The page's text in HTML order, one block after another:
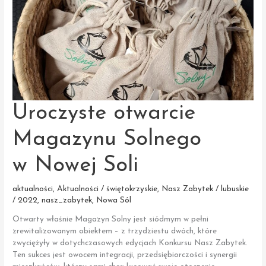
Uroczyste otwarcie
Magazynu Solnego
w Nowej Soli
aktualności,Aktualności / świętokrzyskie,
Nasz Zabytek / lubuskie
/ 2022,nasz_zabytek, Nowa Sól
Otwarty właśnie Magazyn Solny jest siódmym w pełni
zrewitalizowanym obiektem – z trzydziestu dwóch, które
zwyciężyły w dotychczasowych edycjach Konkursu Nasz Zabytek.
Ten sukces jest owocem integracji, przedsiębiorczości i synergii